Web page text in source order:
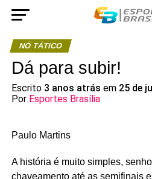
NÓ TÁTICO
Dá para subir!
Escrito 3 anos atrás em 25 de
Por Esportes Brasília
Paulo Martins
A história é muito simples,
chaveamento até as semifinais